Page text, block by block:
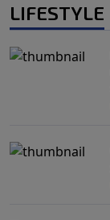
LIFESTYLE